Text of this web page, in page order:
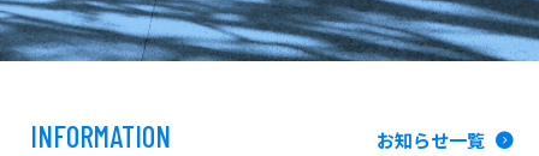
INFORMATION お知らせ一覧